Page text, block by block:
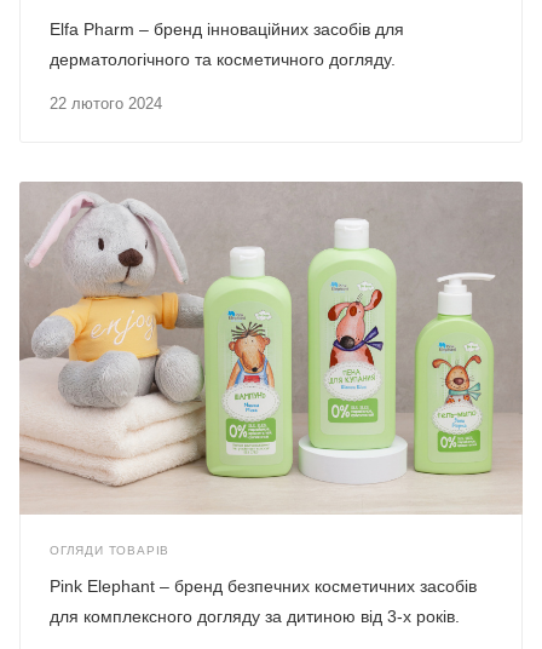
22 лютого 2024
Elfa Pharm – бренд інноваційних засобів для
дерматологічного та косметичного догляду.
ОГЛЯДИ ТОВАРІВ
Pink Elephant – бренд безпечних косметичних засобів
для комплексного догляду за дитиною від 3-х років.